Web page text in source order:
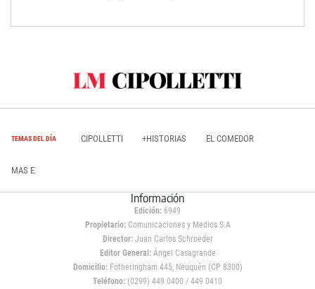
TEMAS DEL DÍA CIPOLLETTI +HISTORIAS EL COMEDOR
MAS E
Información
Edición: 6949
Propietario:Comunicaciones y Medios S.A
Director: Juan Carlos Schroeder
Editor General:Ángel Casagrande
Domicilio:Fotheringham 445, Neuquén (CP 8300)
Teléfono: (0299) 449 0400 / 449 0410